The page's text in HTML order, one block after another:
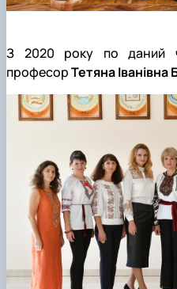
З 2020 року по даний
професорТетяна Іванівна